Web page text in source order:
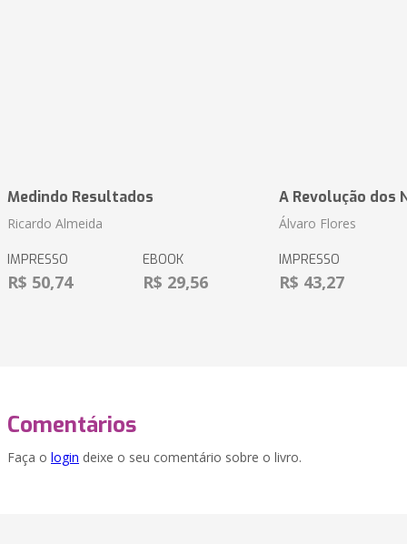
Medindo Resultados
Ricardo Almeida
IMPRESSO
R$ 50,74
EBOOK
R$ 29,56
A Revolução dos
Álvaro Flores
IMPRESSO
R$ 43,27
Comentários
Faça o login deixe o seu comentário sobre o livro.